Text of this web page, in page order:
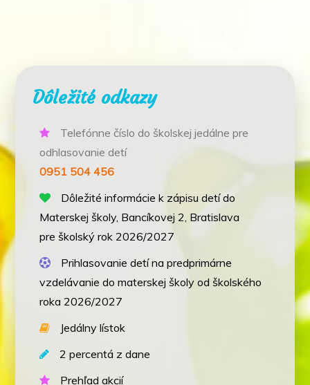
Dôležité odkazy
Telefónne číslo do školskej jedálne pre
odhlasovanie detí
0951 504 456
Dôležité informácie k zápisu detí do
Materskej školy, Bancíkovej 2, Bratislava
pre školský rok 2026/2027
Prihlasovanie detí na predprimárne
vzdelávanie do materskej školy od školského
roka 2026/2027
Jedálny lístok
2 percentá z dane
Prehľad akcií